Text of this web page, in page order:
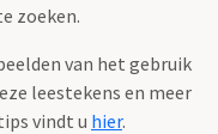
zoeken.
van het gebruik
leestekens en meer
vindt u hier.